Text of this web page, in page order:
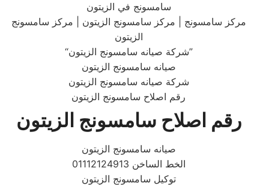
سامسونج في الزيتون
مركز سامسونج | مركز سامسونج الزيتون | مركز سامسونج
الزيتون
“شركة صيانه سامسونج الزيتون”
صيانه سامسونج الزيتون
شركة صيانه سامسونج الزيتون
رقم اصلاح سامسونج الزيتون
رقم اصلاح سامسونج الزيتون
صيانه سامسونج الزيتون
01112124913 الخط الساخن
توكيل سامسونج الزيتون